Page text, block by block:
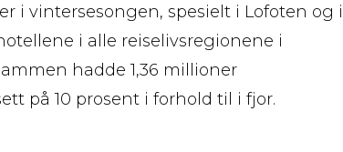
i vintersesongen, spesielt i Lofoten og i
i alle reiselivsregionene i
hadde 1,36 millioner
på 10 prosent i forhold til i fjor.